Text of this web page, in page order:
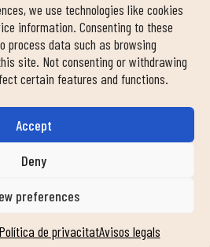
we use technologies like cookies
information. Consenting to these
process data such as browsing
site. Not consenting or withdrawing
certain features and functions.
Accept
Deny
preferences
Política de privacitatAvisos legals
MY DUIN APP
DE CONTACTE
Política de Cookies
Club. Tots els drets reservats